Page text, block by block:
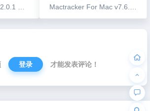
览工具
Mactracker For Mac v7.6.4 硬件信息查看工具
登录 才能发表评论！